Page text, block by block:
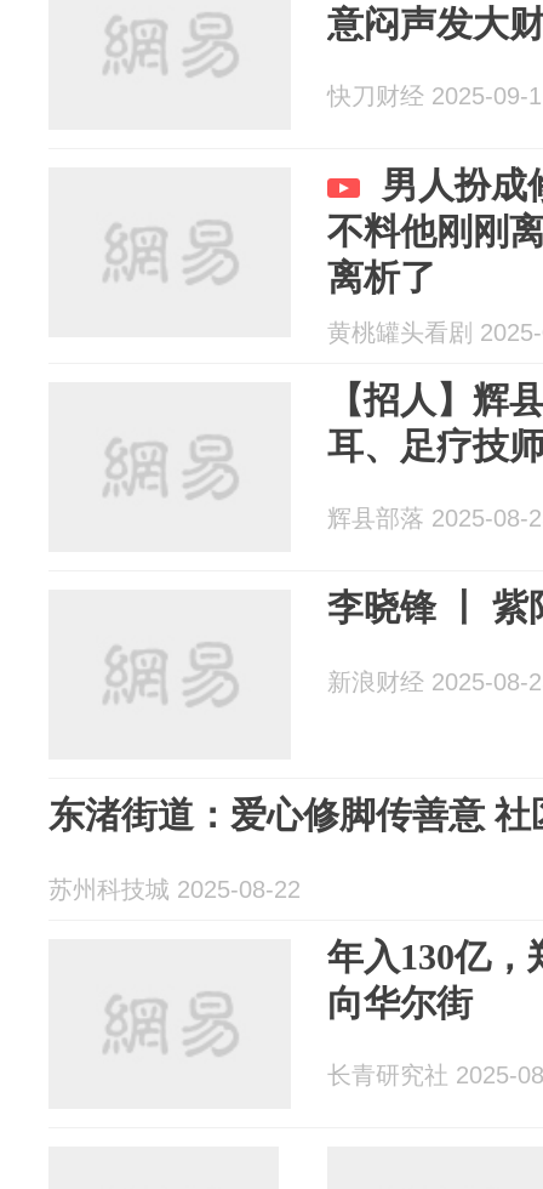
意闷声发大
快刀财经 2025-09-
男人扮成
不料他刚刚
离析了
黄桃罐头看剧
【招人】辉
耳、足疗技
辉县部落 2025-08-
李晓锋 丨 紫
新浪财经 2025-08-
东渚街道：爱心修脚传善意
苏州科技城 2025-08-22
年入130亿，
向华尔街
长青研究社 2025-